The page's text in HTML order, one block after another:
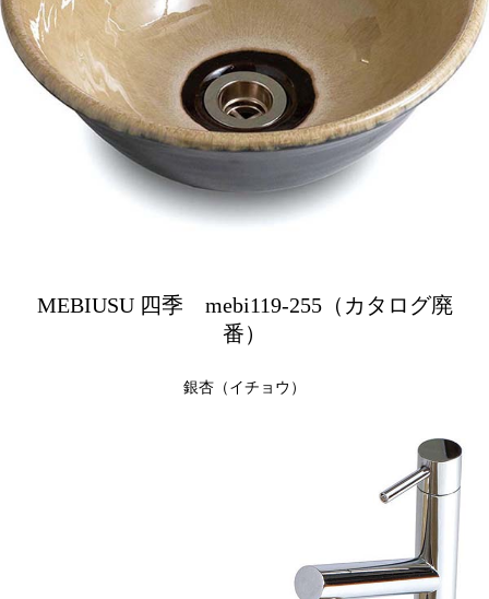
MEBIUSU 四季 mebi119-255（カタログ廃
番）
銀杏（イチョウ）